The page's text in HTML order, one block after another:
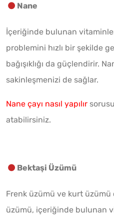
Nane
İçeriğinde bulunan
problemini hızlı bir şekilde
bağışıklığı da güçlendirir.
sakinleşmenizi de sağlar.
Nane çayı nasıl yapılır
atabilirsiniz.
Bektaşi Üzümü
Frenk üzümü ve kurt
üzümü, içeriğinde bulunan